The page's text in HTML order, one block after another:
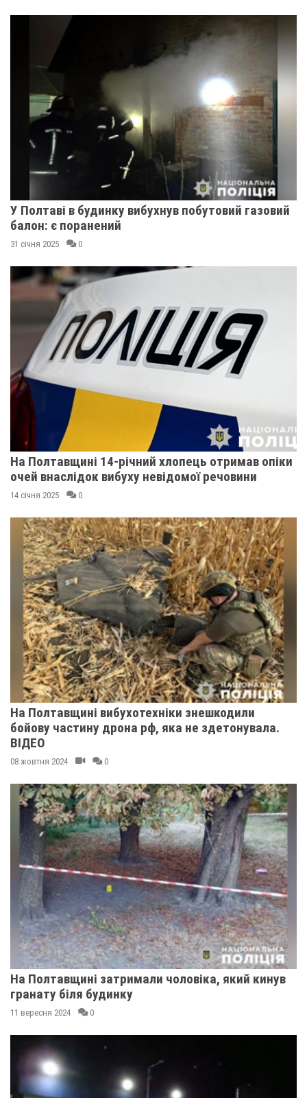
У Полтаві в будинку вибухнув побутовий газовий
балон: є поранений
31 січня 2025 0
На Полтавщині 14-річний хлопець отримав опіки
очей внаслідок вибуху невідомої речовини
14 січня 2025 0
На Полтавщині вибухотехніки знешкодили
бойову частину дрона рф, яка не здетонувала.
ВІДЕО
08 жовтня 2024 0
На Полтавщині затримали чоловіка, який кинув
гранату біля будинку
11 вересня 2024 0